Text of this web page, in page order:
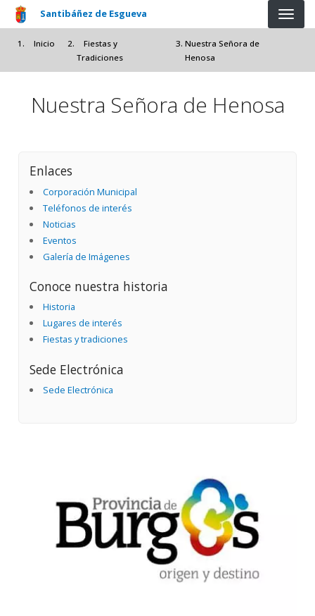
Pasar al contenido principal
Santibáñez de Esgueva
Inicio
Fiestas y
Tradiciones
Nuestra Señora de
Henosa
Nuestra Señora de Henosa
Enlaces
Corporación Municipal
Teléfonos de interés
Noticias
Eventos
Galería de Imágenes
Conoce nuestra historia
Historia
Lugares de interés
Fiestas y tradiciones
Sede Electrónica
Sede Electrónica